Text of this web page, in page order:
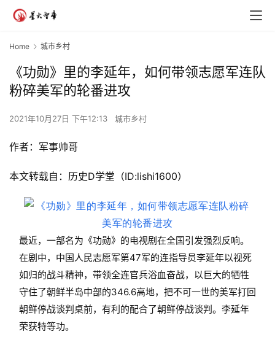
Home 城市乡村
《功勋》里的李延年，如何带领志愿军连队
粉碎美军的轮番进攻
2021年10月27日 下午12:13 城市乡村
作者：军事帅哥
本文转载自：历史D学堂（ID:lishi1600）
最近，一部名为《功勋》的电视剧在全国引发强烈反响。
在剧中，中国人民志愿军第47军的连指导员李延年以视死
如归的战斗精神，带领全连官兵浴血奋战，以巨大的牺牲
守住了朝鲜半岛中部的346.6高地，把不可一世的美军打回
朝鲜停战谈判桌前，有利的配合了朝鲜停战谈判。李延年
荣获特等功。